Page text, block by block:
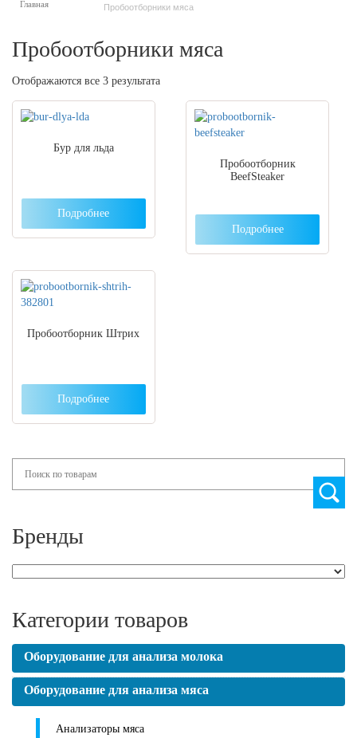
Пробоотборники мяса
Пробоотборники мяса
Отображаются все 3 результата
Бур для льда
Подробнее
Пробоотборник
BeefSteaker
Подробнее
Пробоотборник Штрих
Подробнее
Бренды
Категории товаров
Оборудование для анализа молока
Оборудование для анализа мяса
Анализаторы мяса